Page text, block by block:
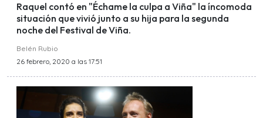
Raquel contó en "Échame la culpa a Viña" la íncomoda
situación que vivió junto a su hija para la segunda
noche del Festival de Viña.
Belén Rubio
26 febrero, 2020 a las 17:51